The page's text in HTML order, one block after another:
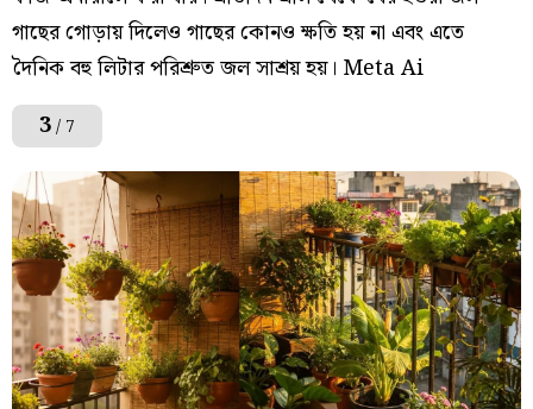
গাছের গোড়ায় দিলেও গাছের কোনও ক্ষতি হয় না এবং এতে
দৈনিক বহু লিটার পরিশ্রুত জল সাশ্রয় হয়। Meta Ai
3/ 7